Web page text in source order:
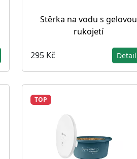
Stěrka na vodu s gelovou
rukojetí
295 Kč Detail
TOP